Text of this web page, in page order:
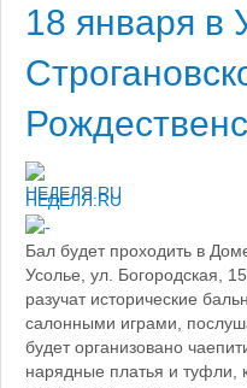
18 января в
НЕДЕЛЯ.RU
Бал будет проходить в
Усолье, ул. Богородская,
разучат исторические
салонными играми,
будет организовано
нарядные платья и туфли,